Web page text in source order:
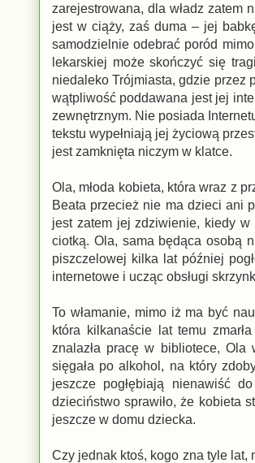
zarejestrowana, dla władz zatem
jest w ciąży, zaś duma – jej
samodzielnie odebrać poród
lekarskiej może skończyć się
niedaleko Trójmiasta, gdzie przez
wątpliwość poddawana jest jej
zewnętrznym. Nie posiada
tekstu wypełniają jej życiową
jest zamknięta niczym w klatce.
Ola, młoda kobieta, która wraz z
Beata przecież nie ma dzieci ani
jest zatem jej zdziwienie, kiedy
ciotką. Ola, sama będąca osobą
piszczelowej kilka lat później
internetowe i ucząc obsługi
To włamanie, mimo iż ma być
która kilkanaście lat temu
znalazła pracę w bibliotece,
sięgała po alkohol, na który
jeszcze pogłębiają nienawiść
dzieciństwo sprawiło, że kobieta
jeszcze w domu dziecka.
Czy jednak ktoś, kogo zna tyle lat,